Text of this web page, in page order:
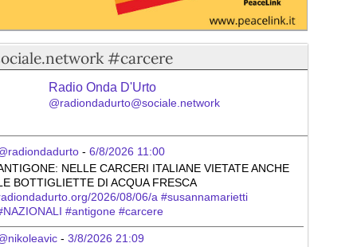
#carcere
Radio Onda D'Urto
@radiondadurto@sociale.network
- 6/8/2026 11:00
NELLE CARCERI ITALIANE VIETATE ANCHE
LE BOTTIGLIETTE DI ACQUA FRESCA
2026/08/06/a #susannamarietti
NAZIONALI #antigone #carcere
- 3/8/2026 21:09